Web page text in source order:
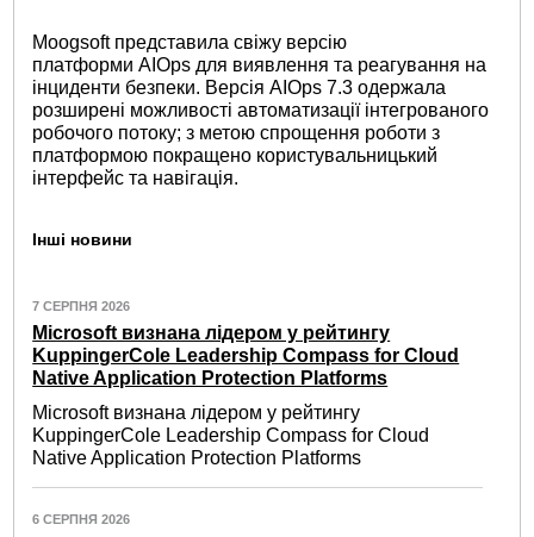
Moogsoft представила свіжу версію
платформи AIOps для виявлення та реагування на
інциденти безпеки. Версія AIOps 7.3 одержала
розширені можливості автоматизації інтегрованого
робочого потоку; з метою спрощення роботи з
платформою покращено користувальницький
інтерфейс та навігація.
Інші новини
7 СЕРПНЯ 2026
Microsoft визнана лідером у рейтингу
KuppingerCole Leadership Compass for Cloud
Native Application Protection Platforms
Microsoft визнана лідером у рейтингу
KuppingerCole Leadership Compass for Cloud
Native Application Protection Platforms
6 СЕРПНЯ 2026